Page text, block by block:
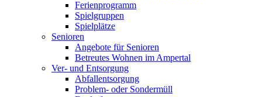
Ferienprogramm
Spielgruppen
Spielplätze
Senioren
Angebote für Senioren
Betreutes Wohnen im Ampertal
Ver- und Entsorgung
Abfallentsorgung
Problem- oder Sondermüll